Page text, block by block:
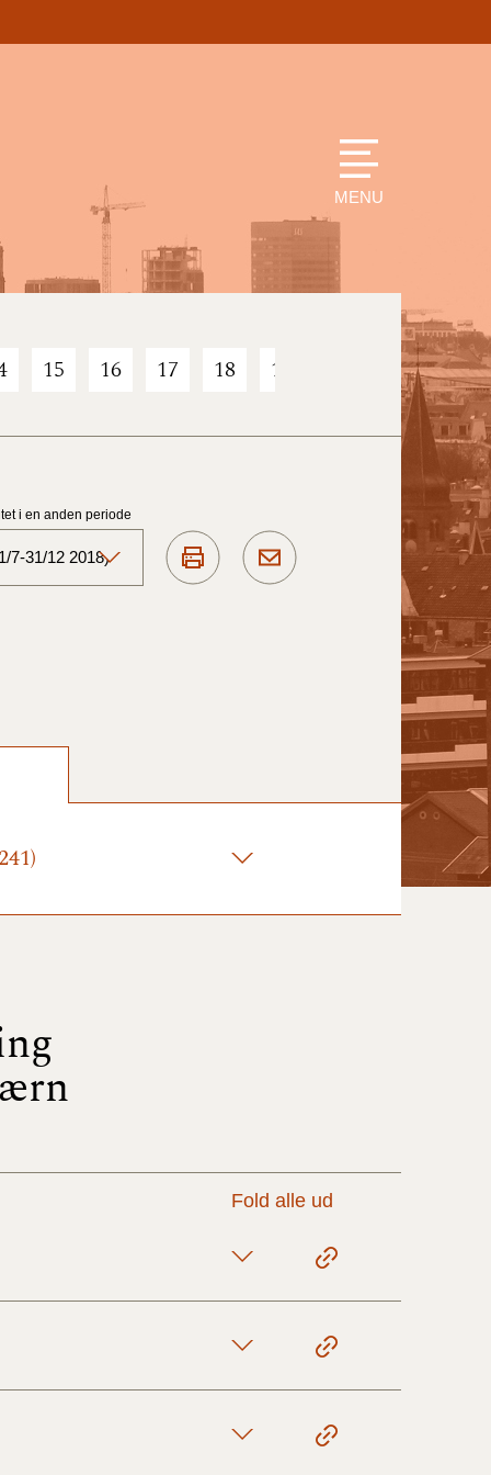
MENU
15 16 17 18 19 21 22
i en anden periode
7-31/12 2018)
1-30/6 2025)
7- 31/12
9 - 31/12
7 - 16/9
7-31/12
Fold alle ud